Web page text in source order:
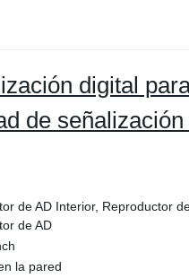
digital
de
de AD Interior, Reproductor
de AD
la pared